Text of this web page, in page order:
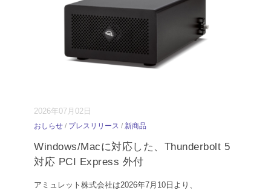
2026年07月02日
おしらせ / プレスリリース / 新商品
Windows/Macに対応した、Thunderbolt 5
対応 PCI Express 外付
アミュレット株式会社は2026年7月10日より、